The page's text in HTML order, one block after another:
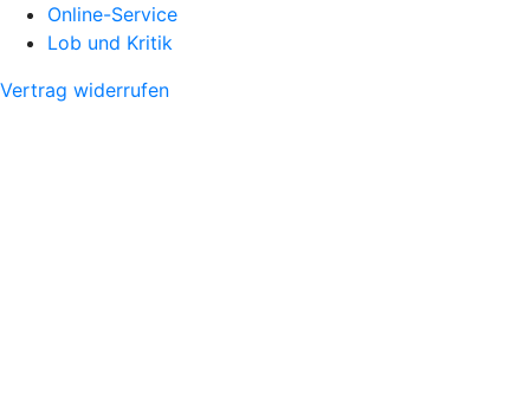
Online-Service
Lob und Kritik
Vertrag widerrufen